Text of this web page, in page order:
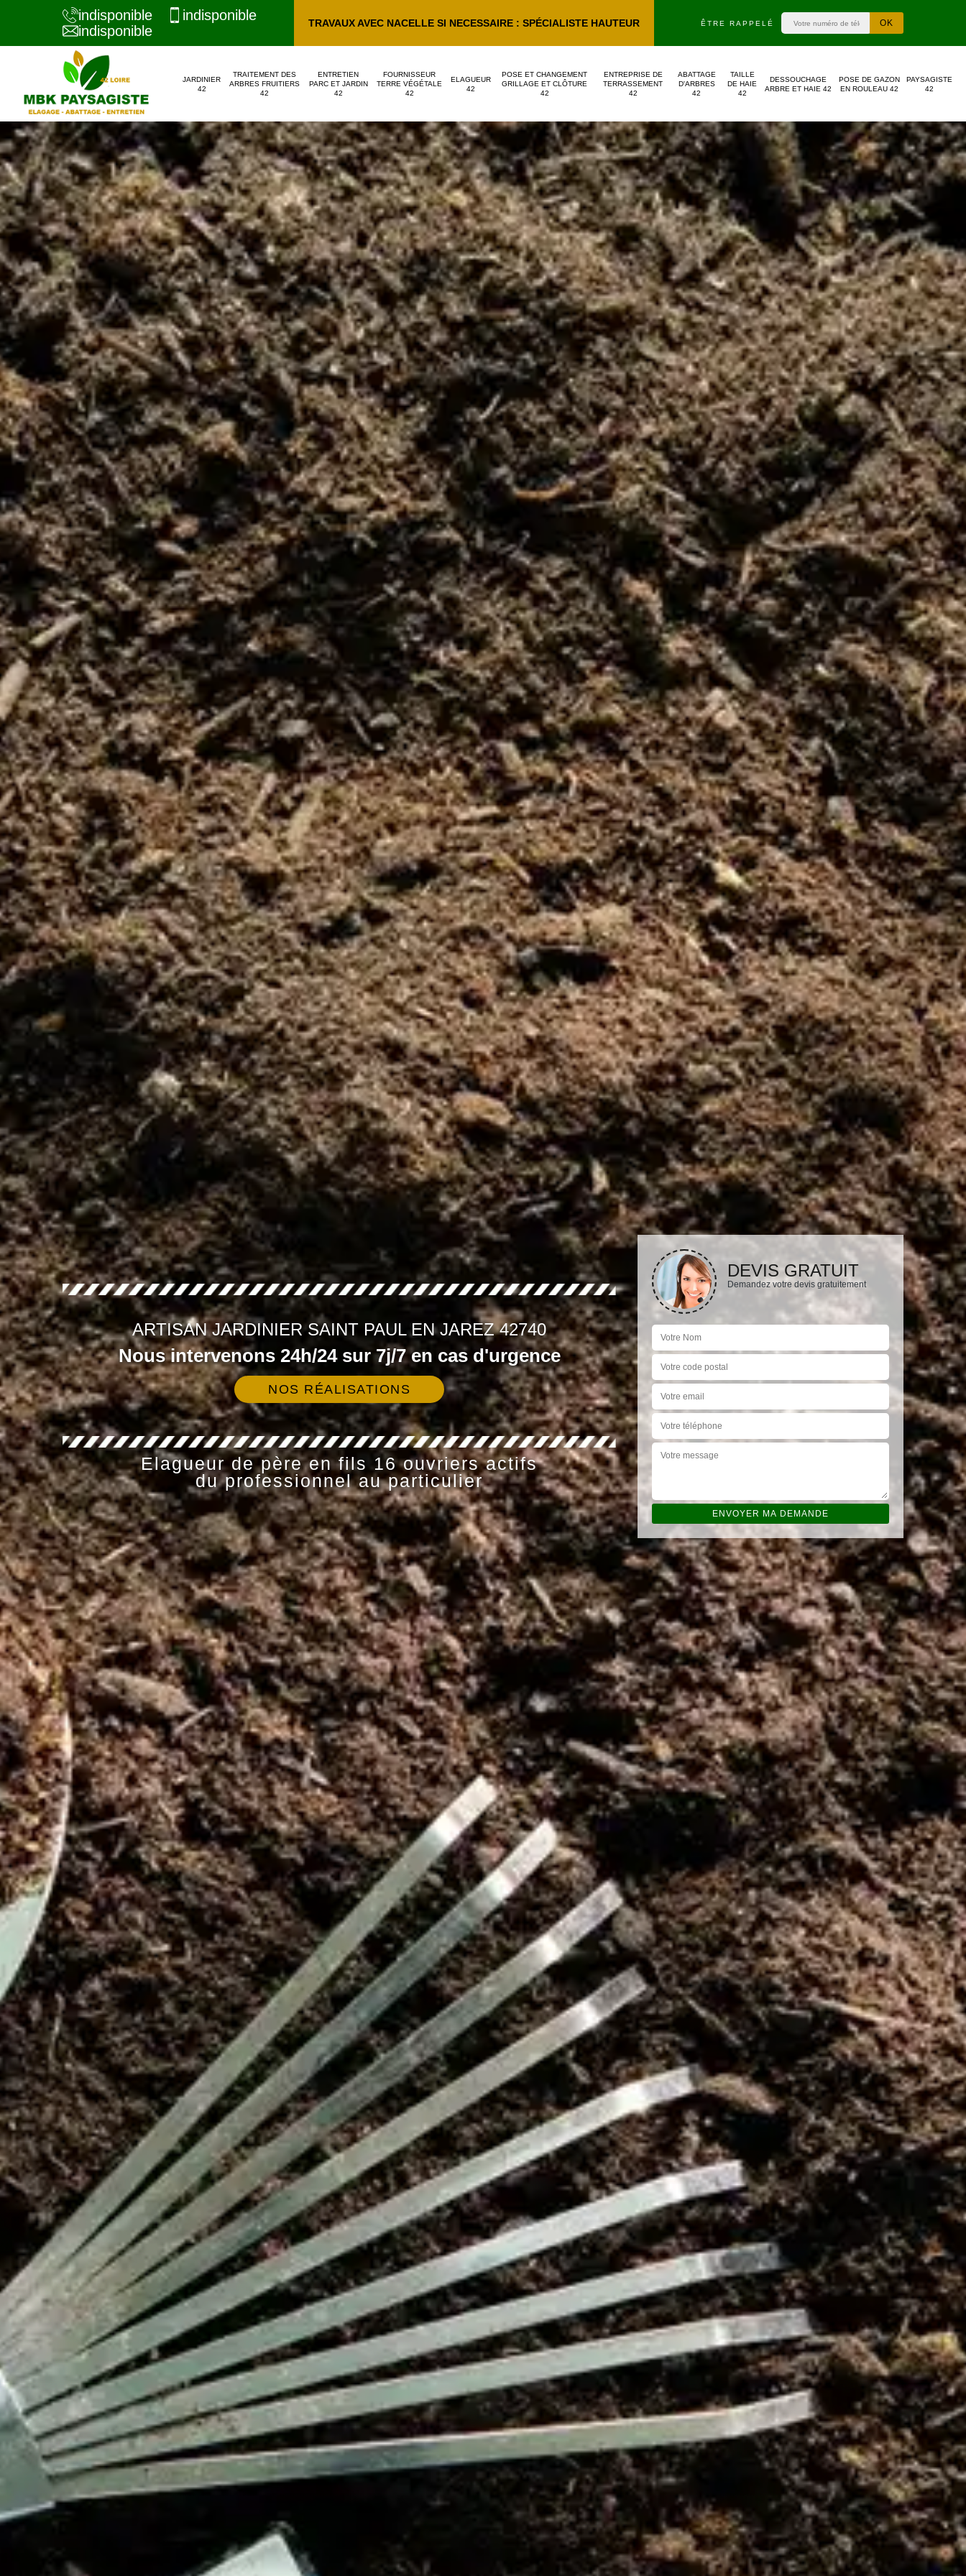
indisponible
indisponible
indisponible
TRAVAUX AVEC NACELLE SI NECESSAIRE : SPÉCIALISTE HAUTEUR ÊTRE RAPPELÉ
JARDINIER
42
TRAITEMENT DES
ARBRES FRUITIERS
42
ENTRETIEN
PARC ET JARDIN
42
FOURNISSEUR
TERRE VÉGÉTALE
42
ELAGUEUR
42
POSE ET CHANGEMENT
GRILLAGE ET CLÔTURE
42
ENTREPRISE DE
TERRASSEMENT
42
ABATTAGE
D'ARBRES
42
TAILLE
DE HAIE
42
DESSOUCHAGE
ARBRE ET HAIE 42
POSE DE GAZON
EN ROULEAU 42
PAYSAGISTE
42
ARTISAN JARDINIER SAINT PAUL EN JAREZ 42740
Nous intervenons 24h/24 sur 7j/7 en cas d'urgence
NOS RÉALISATIONS
Elagueur de père en fils 16 ouvriers actifs
du professionnel au particulier
DEVIS GRATUIT
Demandez votre devis gratuitement